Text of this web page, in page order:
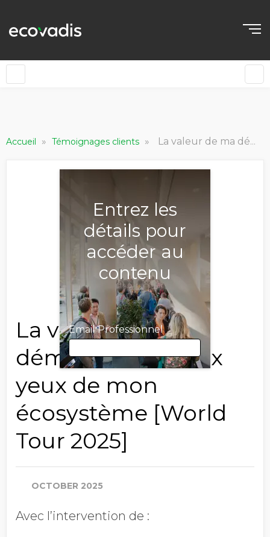
Accueil » Témoignages clients » La valeur de ma démarche RSE aux yeux de mon écosystème [World Tour 2025]
Entrez les
détails pour
accéder au
contenu
Email Professionnel
Email Professionnel
Prénom
Nom
La valeur de ma
démarche RSE aux
yeux de mon
écosystème [World
Tour 2025]
OCTOBER 2025
Avec l’intervention de :